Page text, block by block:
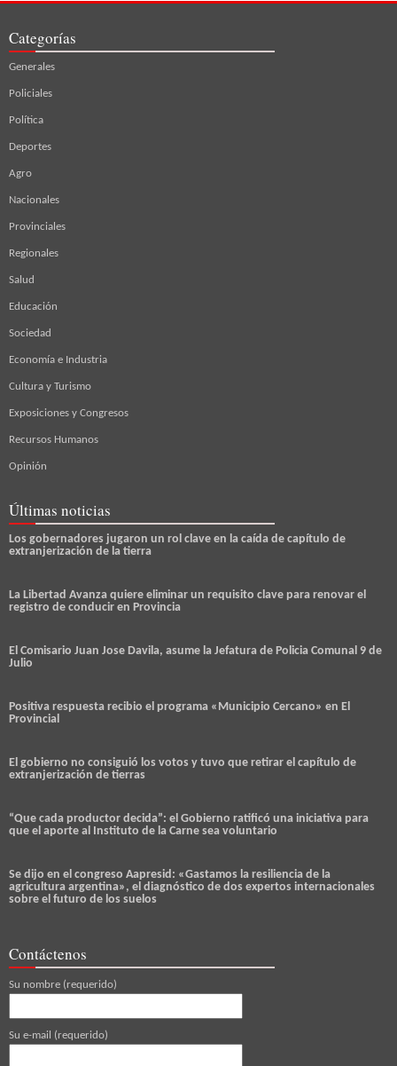
Categorías
Generales
Policiales
Política
Deportes
Agro
Nacionales
Provinciales
Regionales
Salud
Educación
Sociedad
Economía e Industria
Cultura y Turismo
Exposiciones y Congresos
Recursos Humanos
Opinión
Últimas noticias
Los gobernadores jugaron un rol clave en la caída de capítulo de
extranjerización de la tierra
La Libertad Avanza quiere eliminar un requisito clave para renovar el
registro de conducir en Provincia
El Comisario Juan Jose Davila, asume la Jefatura de Policia Comunal 9 de
Julio
Positiva respuesta recibio el programa «Municipio Cercano» en El
Provincial
El gobierno no consiguió los votos y tuvo que retirar el capítulo de
extranjerización de tierras
“Que cada productor decida”: el Gobierno ratificó una iniciativa para
que el aporte al Instituto de la Carne sea voluntario
Se dijo en el congreso Aapresid: «Gastamos la resiliencia de la
agricultura argentina», el diagnóstico de dos expertos internacionales
sobre el futuro de los suelos
Contáctenos
Su nombre (requerido)
Su e-mail (requerido)